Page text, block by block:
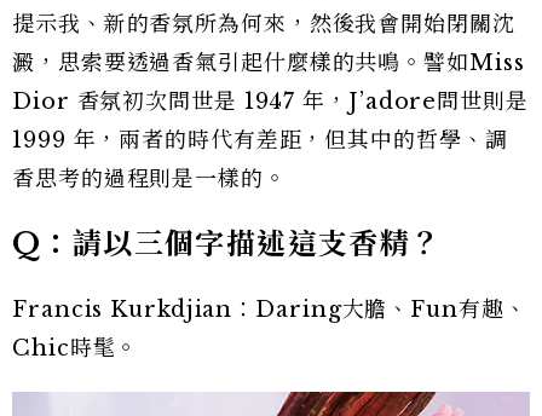
提示我、新的香氛所為何來，然後我會開始閉關沈
澱，思索要透過香氣引起什麼樣的共鳴。譬如Miss
Dior 香氛初次問世是 1947 年，J’adore問世則是
1999 年，兩者的時代有差距，但其中的哲學、調
香思考的過程則是一樣的。
Q：請以三個字描述這支香精？
Francis Kurkdjian：Daring大膽、Fun有趣、
Chic時髦。